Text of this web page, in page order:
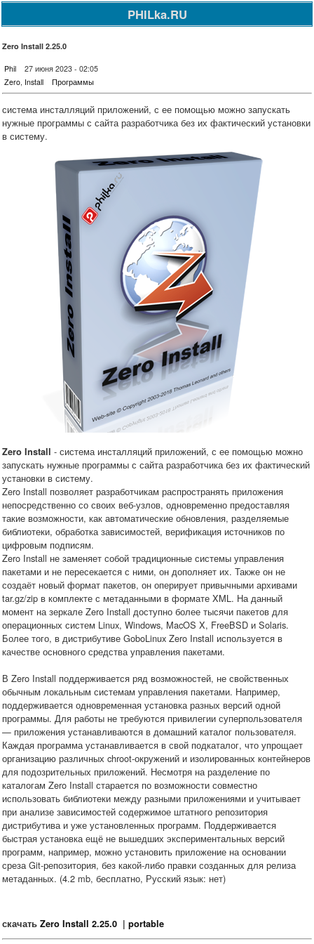
PHILka.RU
Zero Install 2.25.0
Phil
27 июня 2023 - 02:05
Zero, Install Программы
система инсталляций приложений, с ее помощью можно запускать
нужные программы с сайта разработчика без их фактический установки
в систему.
Zero Install - система инсталляций приложений, с ее помощью можно
запускать нужные программы с сайта разработчика без их фактический
установки в систему.
Zero Install позволяет разработчикам распространять приложения
непосредственно со своих веб-узлов, одновременно предоставляя
такие возможности, как автоматические обновления, разделяемые
библиотеки, обработка зависимостей, верификация источников по
цифровым подписям.
Zero Install не заменяет собой традиционные системы управления
пакетами и не пересекается с ними, он дополняет их. Также он не
создаёт новый формат пакетов, он оперирует привычными архивами
tar.gz/zip в комплекте с метаданными в формате XML. На данный
момент на зеркале Zero Install доступно более тысячи пакетов для
операционных систем Linux, Windows, MacOS X, FreeBSD и Solaris.
Более того, в дистрибутиве GoboLinux Zero Install используется в
качестве основного средства управления пакетами.
В Zero Install поддерживается ряд возможностей, не свойственных
обычным локальным системам управления пакетами. Например,
поддерживается одновременная установка разных версий одной
программы. Для работы не требуются привилегии суперпользователя
— приложения устанавливаются в домашний каталог пользователя.
Каждая программа устанавливается в свой подкаталог, что упрощает
организацию различных chroot-окружений и изолированных контейнеров
для подозрительных приложений. Несмотря на разделение по
каталогам Zero Install старается по возможности совместно
использовать библиотеки между разными приложениями и учитывает
при анализе зависимостей содержимое штатного репозитория
дистрибутива и уже установленных программ. Поддерживается
быстрая установка ещё не вышедших экспериментальных версий
программ, например, можно установить приложение на основании
среза Git-репозитория, без какой-либо правки созданных для релиза
метаданных. (4.2 mb, бесплатно, Русский язык: нет)
скачать Zero Install 2.25.0 | portable